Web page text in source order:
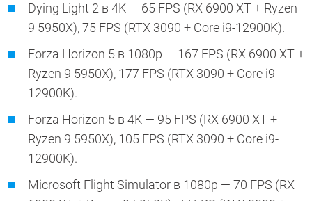
Dying Light 2 в 4K — 65 FPS (RX 6900 XT + Ryzen
9 5950X), 75 FPS (RTX 3090 + Core i9-12900K).
Forza Horizon 5 в 1080p — 167 FPS (RX 6900 XT +
Ryzen 9 5950X), 177 FPS (RTX 3090 + Core i9-
12900K).
Forza Horizon 5 в 4K — 95 FPS (RX 6900 XT +
Ryzen 9 5950X), 105 FPS (RTX 3090 + Core i9-
12900K).
Microsoft Flight Simulator в 1080p — 70 FPS (RX